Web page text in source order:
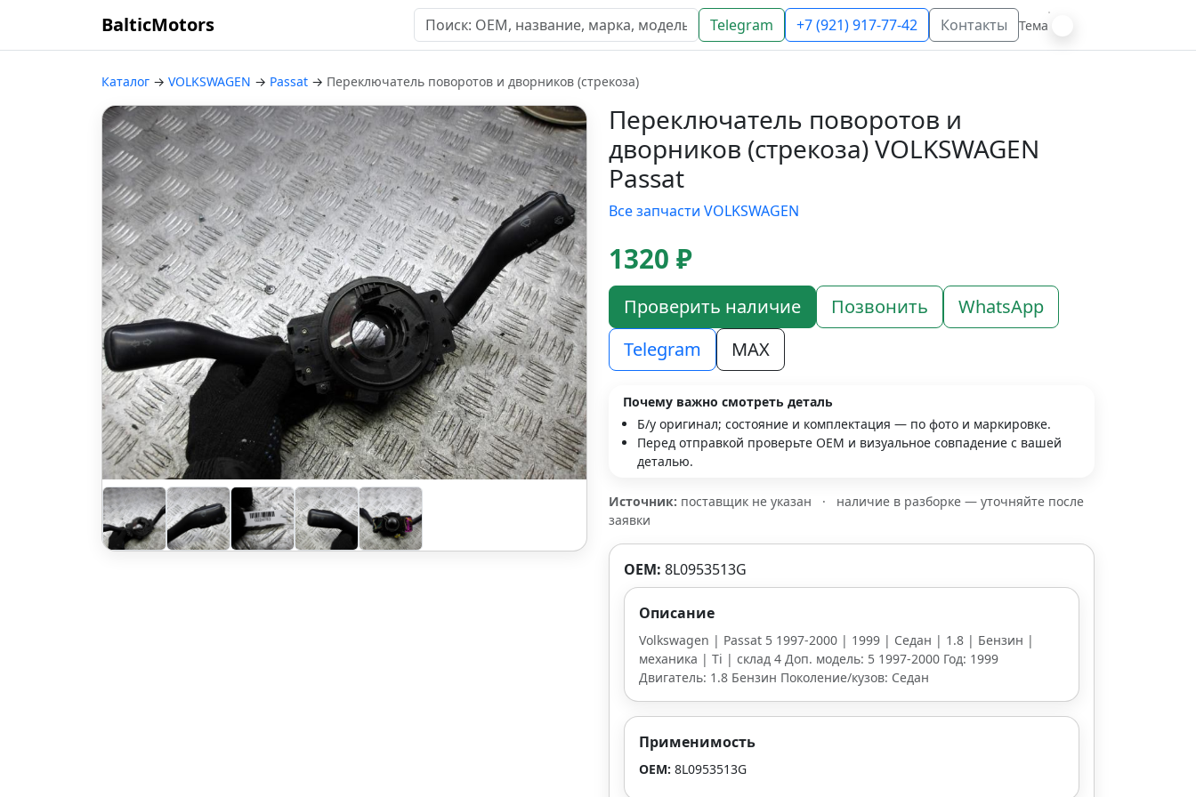
BalticMotors Telegram +7 (921) 917-77-42 Контакты Тема
Каталог → VOLKSWAGEN → Passat → Переключатель поворотов и дворников (стрекоза)
Переключатель поворотов и
дворников (стрекоза) VOLKSWAGEN
Passat
Все запчасти VOLKSWAGEN
1320 ₽
Проверить наличие Позвонить
WhatsApp
Telegram
MAX
Почему важно смотреть деталь
Б/у оригинал; состояние и комплектация — по фото и маркировке.
Перед отправкой проверьте OEM и визуальное совпадение с вашей
деталью.
Источник: поставщик не указан ·
наличие в разборке — уточняйте после
заявки
OEM: 8L0953513G
Описание
Volkswagen | Passat 5 1997-2000 | 1999 | Седан | 1.8 | Бензин |
механика | Ti | склад 4 Доп. модель: 5 1997-2000 Год: 1999
Двигатель: 1.8 Бензин Поколение/кузов: Седан
Применимость
OEM: 8L0953513G